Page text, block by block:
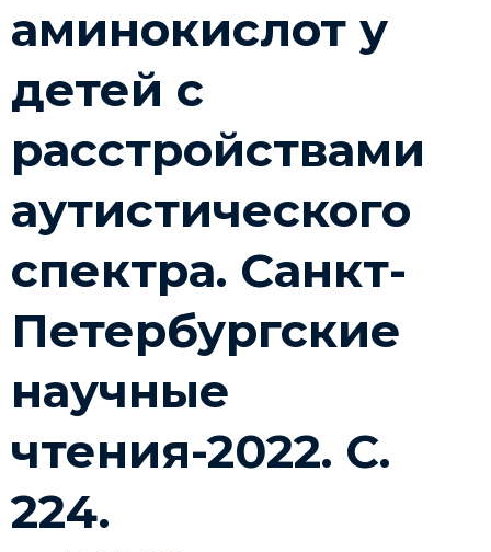
аминокислот у
детей с
расстройствами
аутистического
спектра. Санкт-
Петербургские
научные
чтения-2022. С.
224.